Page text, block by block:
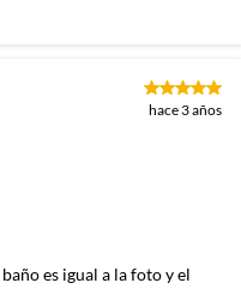
hace 3 años
es igual a la foto y el